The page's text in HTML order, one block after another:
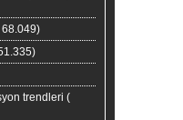
68.049)
trendleri (